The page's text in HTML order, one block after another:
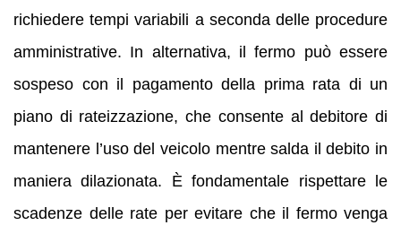
richiedere tempi variabili a seconda delle procedure
amministrative. In alternativa, il fermo può essere
sospeso con il pagamento della prima rata di un
piano di rateizzazione, che consente al debitore di
mantenere l’uso del veicolo mentre salda il debito in
maniera dilazionata. È fondamentale rispettare le
scadenze delle rate per evitare che il fermo venga